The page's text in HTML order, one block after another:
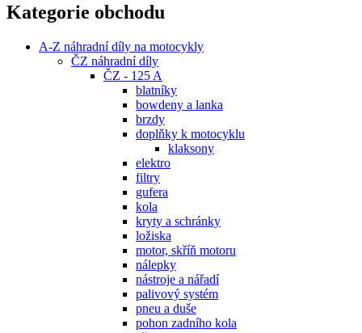
Kategorie obchodu
A-Z náhradní díly na motocykly
ČZ náhradní díly
ČZ - 125 A
blatníky
bowdeny a lanka
brzdy
doplňky k motocyklu
klaksony
elektro
filtry
gufera
kola
kryty a schránky
ložiska
motor, skříň motoru
nálepky
nástroje a nářadí
palivový systém
pneu a duše
pohon zadního kola